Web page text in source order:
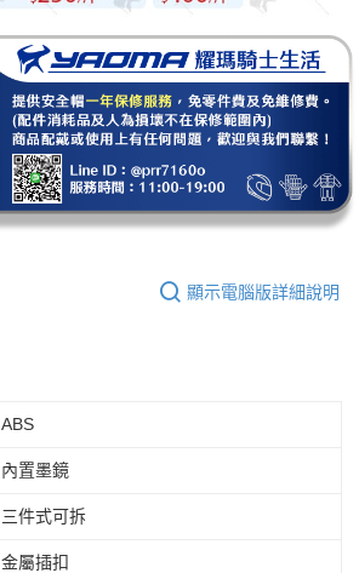
顯示電腦版詳細說明
ABS
內置墨鏡
三件式可拆
金屬插扣